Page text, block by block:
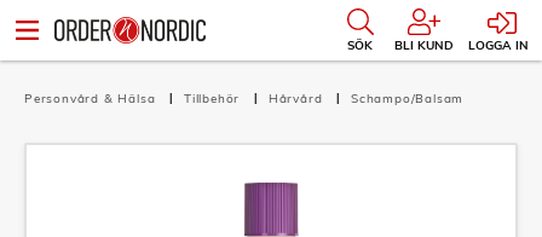
SÖK BLI KUND LOGGA IN
Personvård & Hälsa Tillbehör Hårvård Schampo/Balsam